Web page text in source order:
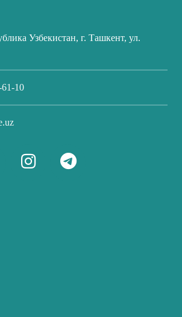
Узбекистан, г. Ташкент, ул.
10